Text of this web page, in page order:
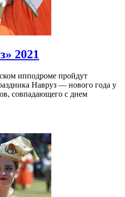
2021
ипподроме пройдут
Навруз — нового года у
совпадающего с днем